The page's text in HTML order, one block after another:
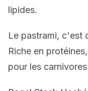
lipides.
Le pastrami, c'est
Riche en
pour les